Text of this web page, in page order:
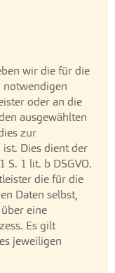
wir die für die
notwendigen
oder an die
ausgewählten
zur
Dies dient der
S. 1 lit. b DSGVO.
die für die
Daten selbst,
eine
Es gilt
jeweiligen